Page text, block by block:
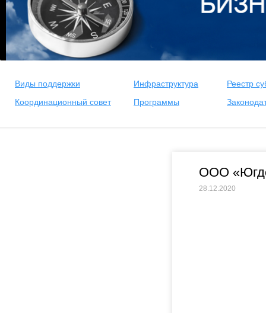
Виды поддержки Инфраструктура
Реестр
Координационный совет
Программы
ООО
28.12.2020